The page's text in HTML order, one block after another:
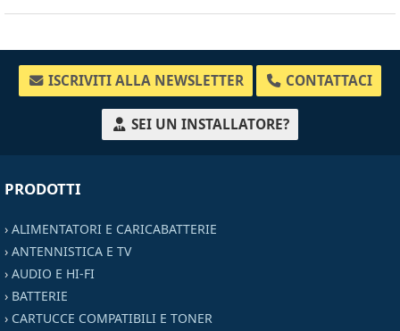
ISCRIVITI ALLA NEWSLETTER CONTATTACI
SEI UN INSTALLATORE?
PRODOTTI
› ALIMENTATORI E CARICABATTERIE
› ANTENNISTICA E TV
› AUDIO E HI-FI
› BATTERIE
› CARTUCCE COMPATIBILI E TONER